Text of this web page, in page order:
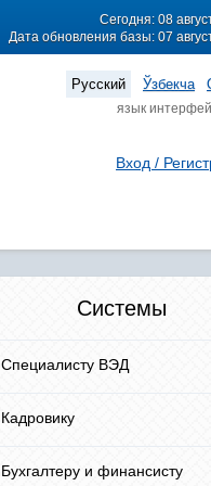
Сегодня: 08
Дата обновления базы: 07
Русский Ўзбекча
язык
Вход /
Системы
Специалисту ВЭД
Кадровику
Бухгалтеру и финансисту